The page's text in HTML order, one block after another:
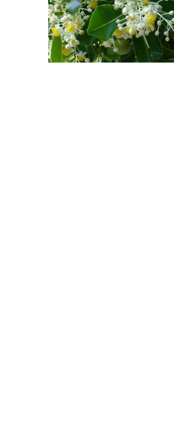
Quảng Trị: Phát huy vai
bảo vệ sức khỏe Nhân dân
Không chỉ cắt tóc, Đông
Bệnh viện không được